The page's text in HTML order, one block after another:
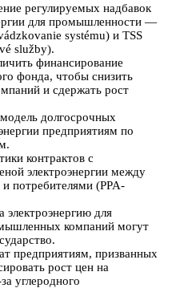
регулируемых надбавок
для промышленности —
systému) и TSS
služby).
финансирование
фонда, чтобы снизить
и сдержать рост
долгосрочных
предприятиям по
контрактов с
электроэнергии между
потребителями (PPA-
электроэнергию для
компаний могут
предприятиям, призванных
рост цен на
углеродного